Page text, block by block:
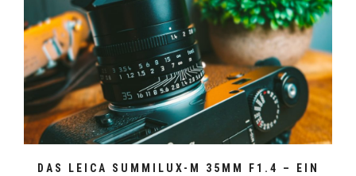
DAS LEICA SUMMILUX-M 35MM F1.4 – EIN